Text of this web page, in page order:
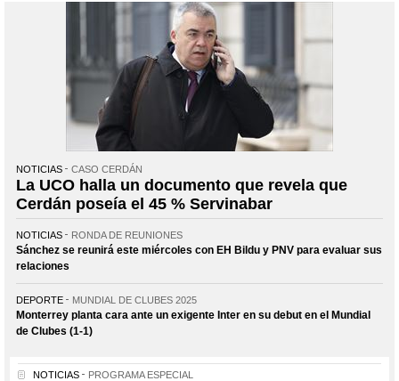
NOTICIAS CASO CERDÁN
La UCO halla un documento que revela que
Cerdán poseía el 45 % Servinabar
NOTICIAS RONDA DE REUNIONES
Sánchez se reunirá este miércoles con EH Bildu y PNV para evaluar sus
relaciones
DEPORTE MUNDIAL DE CLUBES 2025
Monterrey planta cara ante un exigente Inter en su debut en el Mundial
de Clubes (1-1)
NOTICIAS PROGRAMA ESPECIAL